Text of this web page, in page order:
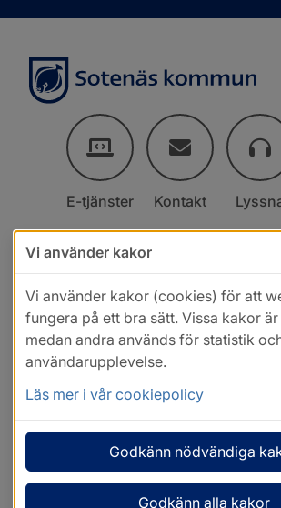
E-tjänster Kontakt
Vi använder kakor
Vi använder kakor (cookies) för att
fungera på ett bra sätt. Vissa kakor
medan andra används för statistik
användarupplevelse.
Läs mer i vår cookiepolicy
Godkänn nödvändiga
Godkänn alla kakor